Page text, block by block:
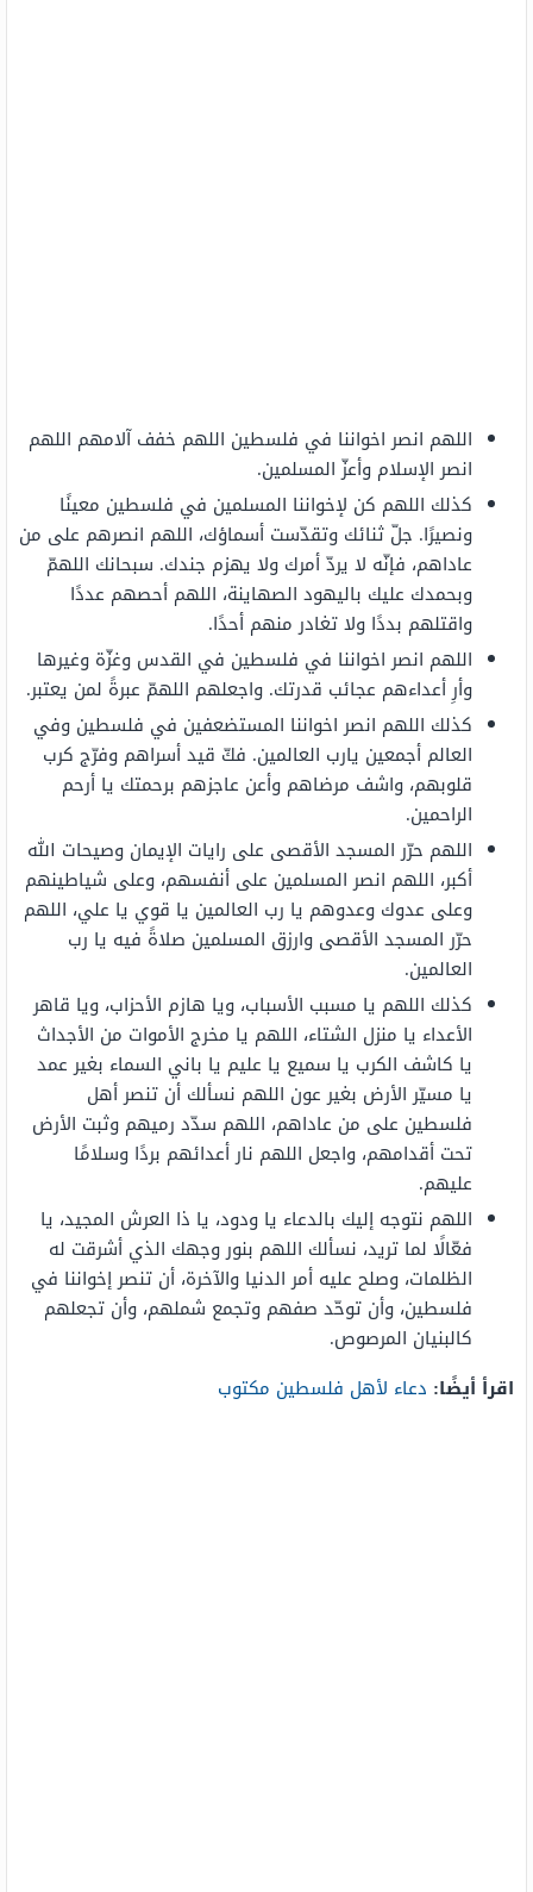
اللهم انصر اخواننا في فلسطين اللهم خفف آلامهم اللهم
انصر الإسلام وأعزّ المسلمين.
كذلك اللهم كن لإخواننا المسلمين في فلسطين معينًا
ونصيرًا. جلّ ثنائك وتقدّست أسماؤك، اللهم انصرهم على من
عاداهم، فإنّه لا يردّ أمرك ولا يهزم جندك. سبحانك اللهمّ
وبحمدك عليك باليهود الصهاينة، اللهم أحصهم عددًا
واقتلهم بددًا ولا تغادر منهم أحدًا.
اللهم انصر اخواننا في فلسطين في القدس وغزّة وغيرها
وأرِ أعداءهم عجائب قدرتك. واجعلهم اللهمّ عبرةً لمن يعتبر.
كذلك اللهم انصر اخواننا المستضعفين في فلسطين وفي
العالم أجمعين يارب العالمين. فكّ قيد أسراهم وفرّج كرب
قلوبهم، واشف مرضاهم وأعن عاجزهم برحمتك يا أرحم
الراحمين.
اللهم حرّر المسجد الأقصى على رايات الإيمان وصيحات الله
أكبر، اللهم انصر المسلمين على أنفسهم، وعلى شياطينهم
وعلى عدوك وعدوهم يا رب العالمين يا قوي يا علي، اللهم
حرّر المسجد الأقصى وارزق المسلمين صلاةً فيه يا رب
العالمين.
كذلك اللهم يا مسبب الأسباب، ويا هازم الأحزاب، ويا قاهر
الأعداء يا منزل الشتاء، اللهم يا مخرج الأموات من الأجداث
يا كاشف الكرب يا سميع يا عليم يا باني السماء بغير عمد
يا مسيّر الأرض بغير عون اللهم نسألك أن تنصر أهل
فلسطين على من عاداهم، اللهم سدّد رميهم وثبت الأرض
تحت أقدامهم، واجعل اللهم نار أعدائهم بردًا وسلامًا
عليهم.
اللهم نتوجه إليك بالدعاء يا ودود، يا ذا العرش المجيد، يا
فعّالًا لما تريد، نسألك اللهم بنور وجهك الذي أشرقت له
الظلمات، وصلح عليه أمر الدنيا والآخرة، أن تنصر إخواننا في
فلسطين، وأن توحّد صفهم وتجمع شملهم، وأن تجعلهم
كالبنيان المرصوص.
اقرأ أيضًا: دعاء لأهل فلسطين مكتوب